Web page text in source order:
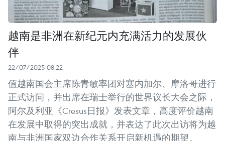
越南是非洲在新纪元内充满活力的发展伙
伴
22/07/2025 08:22
值越南国会主席陈青敏率团对塞内加尔、摩洛哥进行
正式访问，并出席在瑞士举行的世界议长大会之际，
阿尔及利亚《Cresus日报》发表文章，高度评价越南
在发展中取得的突出成就，并表达了此次出访将为越
南与非洲国家双边合作关系开启新机遇的期望。